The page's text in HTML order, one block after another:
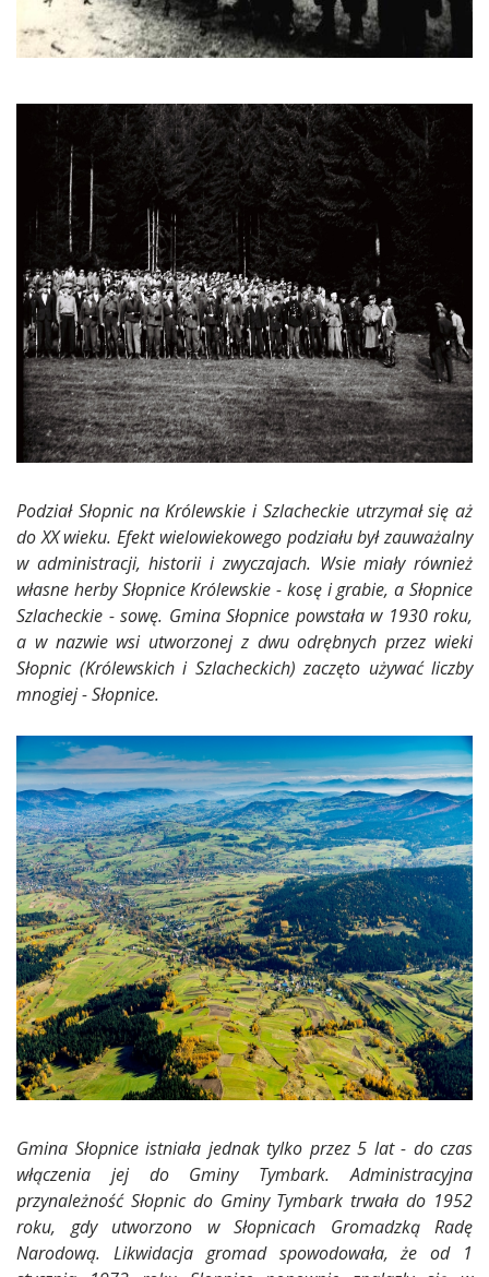
Podział Słopnic na Królewskie i Szlacheckie utrzymał się aż
do XX wieku. Efekt wielowiekowego podziału był zauważalny
w administracji, historii i zwyczajach. Wsie miały również
własne herby Słopnice Królewskie - kosę i grabie, a Słopnice
Szlacheckie - sowę. Gmina Słopnice powstała w 1930 roku,
a w nazwie wsi utworzonej z dwu odrębnych przez wieki
Słopnic (Królewskich i Szlacheckich) zaczęto używać liczby
mnogiej - Słopnice.
Gmina Słopnice istniała jednak tylko przez 5 lat - do czas
włączenia jej do Gminy Tymbark. Administracyjna
przynależność Słopnic do Gminy Tymbark trwała do 1952
roku, gdy utworzono w Słopnicach Gromadzką Radę
Narodową. Likwidacja gromad spowodowała, że od 1